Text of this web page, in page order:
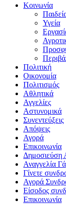
Κοινωνία
Υγεία
Πολιτική
Οικονομία
Πολιτισμός
Αθλητικά
Αγγελίες
Αστυνομικά
Συνεντεύξεις
Απόψεις
Αγορά
Επικοινωνία
Δημοσιεύση
Αναγγελία
Γίνετε
Αγορά
Είσοδος
Επικοινωνία